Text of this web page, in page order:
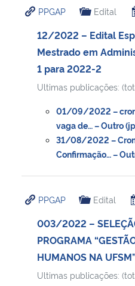
PPGAP Edital
12/2022 – Edital
Mestrado em
1 para 2022-2
Ultimas publicações:
01/09/2022 –
vaga de… – Outro
31/08/2022 –
Confirmação… –
PPGAP Edital
003/2022 –
PROGRAMA
HUMANOS NA
Ultimas publicações: